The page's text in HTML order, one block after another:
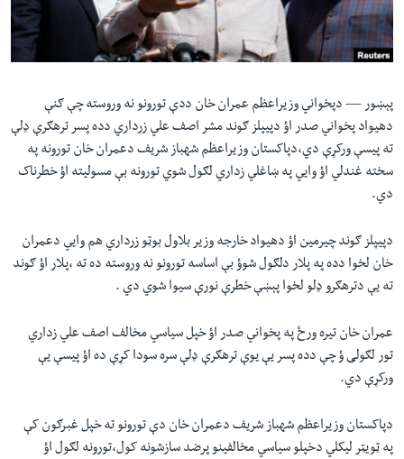
دلته
مخکې
لټون
واوړئ
اداریه
Learning English
FOLLOW US
ژبې
پېښور — دپخواني وزیراعظم عمران خان ددې تورونو نه وروسته چې ګنې
دهیواد پخواني صدر اؤ دپیپلز ګوند مشر اصف علي زرداري دده پسر ترهګرې ډلې
ته پیسې ورکړې دي،دپاکستان وزیراعظم شهباز شریف دعمران خان تورونه په
سخته غندلي اؤ وایي په ښاغلي زداري لګول شوي تورونه بې مسولیته اؤ خطرناک
دي.
دپیپلز ګوند چیرمین اؤ دهیواد خارجه وزیر بلاول بوټو زرداري هم وایي دعمران
خان لخوا دده په پلار دلګول شوؤ بې اساسه تورونو نه وروسته ده ته ،پلار اؤ ګوند
ته یې دترهګرو ډلو لخوا پېښې خطرې نورې سیوا شوي دي .
عمران خان تیره ورځ په پخواني صدر اؤ خپل سیاسي مخالف اصف علي زداري
تور لګولی ؤ چې دده پسر یې یوې ترهګرې ډلې سره سودا کړې ده اؤ پیسې یې
ورکړې دي.
دپاکستان وزیراعظم شهباز شریف دعمران خان دې تورونو ته خپل غبرګون کې
په ټویټر لیکلي دخپلو سیاسي مخالفینو پرضد سازشونه کول،تورونه لګول اؤ